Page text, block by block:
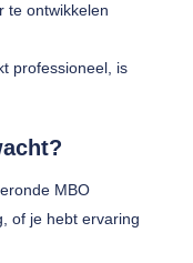
te ontwikkelen
professioneel, is
MBO
of je hebt ervaring